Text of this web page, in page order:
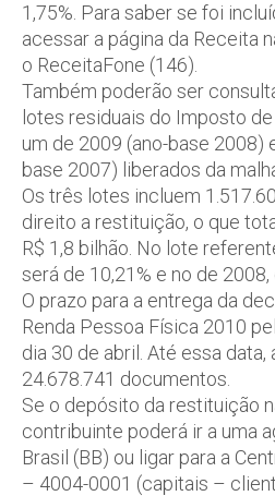
1,75%. Para saber se foi
acessar a página da Receita
o ReceitaFone (146).
Também poderão ser
lotes residuais do Imposto
um de 2009 (ano-base 2008)
base 2007) liberados da
Os três lotes incluem
direito a restituição, o que
R$ 1,8 bilhão. No lote
será de 10,21% e no de 2008,
O prazo para a entrega da
Renda Pessoa Física 2010
dia 30 de abril. Até essa
24.678.741 documentos.
Se o depósito da restituição
contribuinte poderá ir a uma
Brasil (BB) ou ligar para a
– 4004-0001 (capitais –